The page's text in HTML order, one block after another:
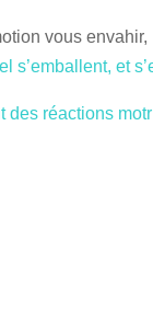
vous
s’emballent, et
des réactions